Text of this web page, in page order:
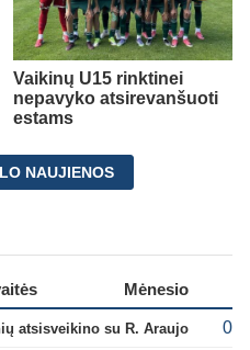
Vaikinų U15 rinktinei
nepavyko atsirevanšuoti
estams
NAUJIENOS
Mėnesio
atsisveikino su R. Araujo 0